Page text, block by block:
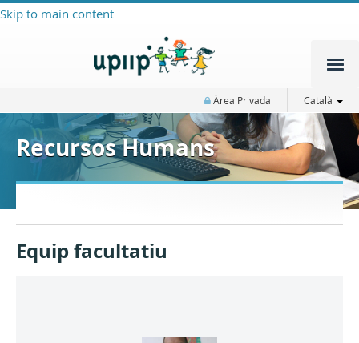
Skip to main content
Àrea Privada Català
Recursos Humans
Equip facultatiu